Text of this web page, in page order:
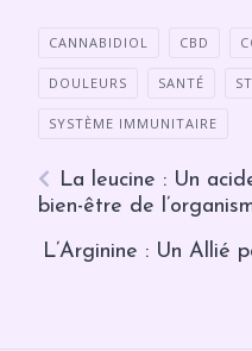
CANNABIDIOL CBD
DOULEURS SANTÉ
SYSTÈME IMMUNITAIRE
La leucine : Un
bien-être de
L’Arginine : Un Allié